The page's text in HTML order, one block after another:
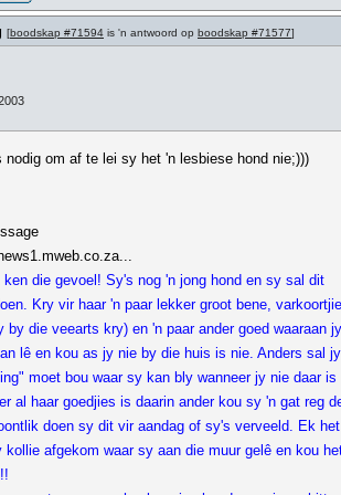
[boodskap #71594 is 'n antwoord op boodskap #71577]
nodig om af te lei sy het 'n lesbiese hond nie;)))
die gevoel! Sy's nog 'n jong hond en sy sal dit
Kry vir haar 'n paar lekker groot bene,
by die veearts kry) en 'n paar ander goed waaraan
lê en kou as jy nie by die huis is nie. Anders sal jy
moet bou waar sy kan bly wanneer jy nie daar is
al haar goedjies is daarin ander kou sy 'n gat reg
doen sy dit vir aandag of sy's verveeld. Ek het
kollie afgekom waar sy aan die muur gelê en kou